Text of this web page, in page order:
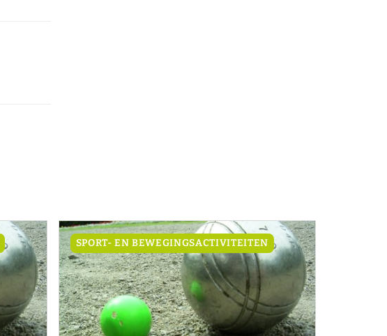
SPORT- EN BEWEGINGSACTIVITEITEN